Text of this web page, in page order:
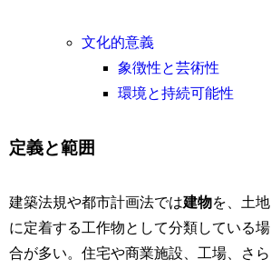
文化的意義
象徴性と芸術性
環境と持続可能性
定義と範囲
建築法規や都市計画法では建物を、土地
に定着する工作物として分類している場
合が多い。住宅や商業施設、工場、さら